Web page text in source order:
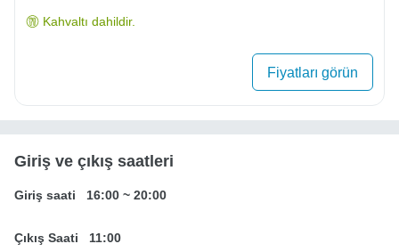
Kahvaltı dahildir.
Fiyatları görün
Giriş ve çıkış saatleri
Giriş saati 16:00 ~ 20:00
Çıkış Saati 11:00